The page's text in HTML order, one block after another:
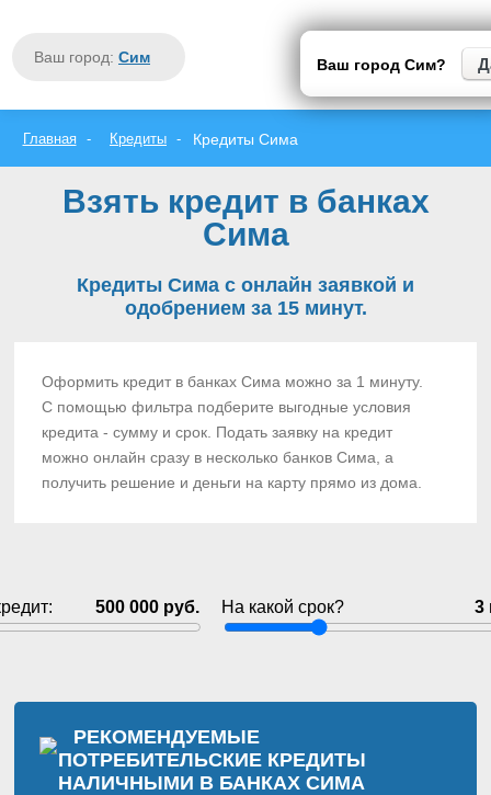
Ваш город: Сим Ваш город Сим?
Ж З И Й К Л М Н О
П Р С Т У Ф Х Ц Ч Ш Щ Э Ю Я
Главная Кредиты Кредиты Сима
Взять кредит в банках
Сима
Кредиты Сима с онлайн заявкой и
одобрением за 15 минут.
Оформить кредит в банках Сима можно за 1 минуту.
С помощью фильтра подберите выгодные условия
кредита - сумму и срок. Подать заявку на кредит
можно онлайн сразу в несколько банков Сима, а
получить решение и деньги на карту прямо из дома.
500 000 руб. На какой срок? 3
РЕКОМЕНДУЕМЫЕ
ПОТРЕБИТЕЛЬСКИЕ КРЕДИТЫ
НАЛИЧНЫМИ В БАНКАХСИМА